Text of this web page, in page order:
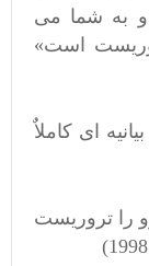
به شما می
است»
ای کاملاٌ
را تروریست